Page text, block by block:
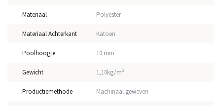
Materiaal Polyester
Materiaal Achterkant Katoen
Poolhoogte 10 mm
Gewicht 1,10kg/m²
Productiemethode Machinaal geweven